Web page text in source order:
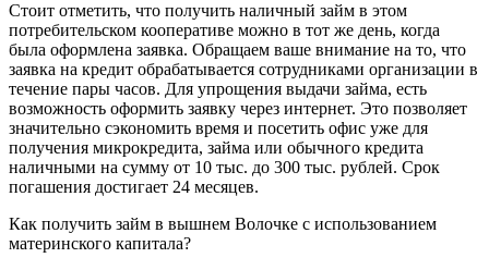
Стоит отметить, что получить наличный займ в этом
потребительском кооперативе можно в тот же день, когда
была оформлена заявка. Обращаем ваше внимание на то, что
заявка на кредит обрабатывается сотрудниками организации в
течение пары часов. Для упрощения выдачи займа, есть
возможность оформить заявку через интернет. Это позволяет
значительно сэкономить время и посетить офис уже для
получения микрокредита, займа или обычного кредита
наличными на сумму от 10 тыс. до 300 тыс. рублей. Срок
погашения достигает 24 месяцев.
Как получить займ в вышнем Волочке с использованием
материнского капитала?